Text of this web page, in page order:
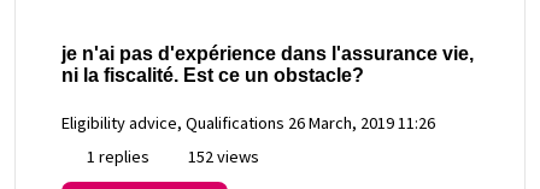
je n'ai pas d'expérience dans l'assurance vie,
ni la fiscalité. Est ce un obstacle?
Eligibility advice, Qualifications 26 March, 2019 11:26
1 replies
152 views